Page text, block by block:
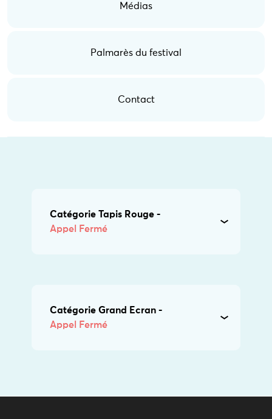
Médias
Palmarès du festival
Contact
Catégorie Tapis Rouge -
Appel Fermé
Catégorie Grand Ecran -
Appel Fermé